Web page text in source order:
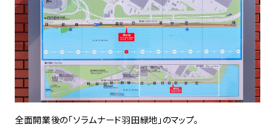
全面開業後の「ソラムナード羽田緑地」のマップ。